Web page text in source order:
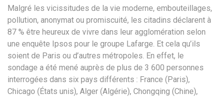
Malgré les vicissitudes de la vie moderne, embouteillages,
pollution, anonymat ou promiscuité, les citadins déclarent à
87 % être heureux de vivre dans leur agglomération selon
une enquête Ipsos pour le groupe Lafarge. Et cela qu’ils
soient de Paris ou d’autres métropoles. En effet, le
sondage a été mené auprès de plus de 3 600 personnes
interrogées dans six pays différents : France (Paris),
Chicago (États unis), Alger (Algérie), Chongqing (Chine),